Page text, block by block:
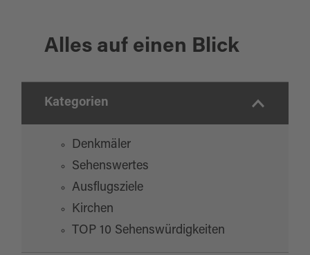
Alles auf einen Blick
Kategorien
Denkmäler
Sehenswertes
Ausflugsziele
Kirchen
TOP 10 Sehenswürdigkeiten